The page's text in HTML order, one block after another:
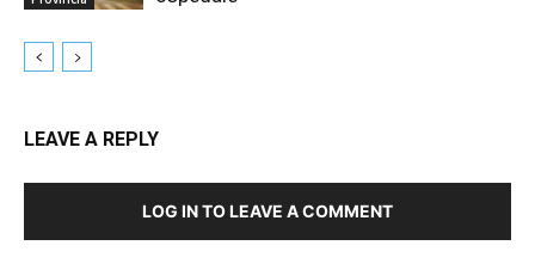
LEAVE A REPLY
LOG IN TO LEAVE A COMMENT